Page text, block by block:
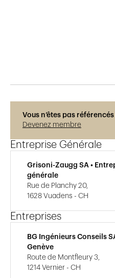
Vous n’êtes pas
Devenez membre
Entreprise Générale
Grisoni-Zaugg SA •
générale
Rue de Planchy 20,
1628 Vuadens - CH
Entreprises
BG Ingénieurs Conseils
Genève
Route de Montfleury 3,
1214 Vernier - CH